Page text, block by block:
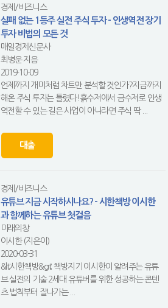
경제/비즈니스
실패 없는 1등주 실전 주식 투자 - 인생역전 장기
투자 비법의 모든 것
매일경제신문사
최병운 지음
2019-10-09
언제까지 개미처럼 차트만 분석할 것인가?지금까지
해온 주식 투자는 틀렸다!흙수저에서 금수저로 인생
역전할 수 있는 길은 사업이 아니라면 주식 딱 ...
대출
경제/비즈니스
유튜브 지금 시작하시나요? - 시한책방 이시한
과 함께하는 유튜브 첫걸음
미래의창
이시한 (지은이)
2020-03-31
&lt;시한책방&gt; 책방지기 이시한이 알려주는 유튜
브 실전의 기술 2세대 유튜버를 위한 성공하는 콘텐
츠 법칙부터 잘나가는 ...